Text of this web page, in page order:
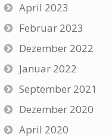
April 2023
Februar 2023
Dezember 2022
Januar 2022
September 2021
Dezember 2020
April 2020